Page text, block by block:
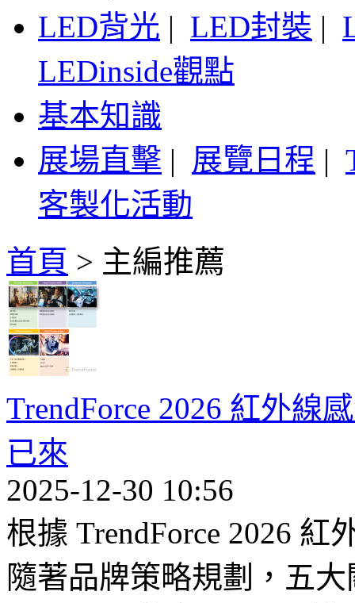
LED背光 | LED封裝 |
LEDinside觀點
基本知識
展場直擊 | 展覽日程 |
客製化活動
首頁 > 主編推薦
TrendForce 2026 紅外線
已來
2025-12-30 10:56
根據 TrendForce 2026
隨著品牌策略規劃，五